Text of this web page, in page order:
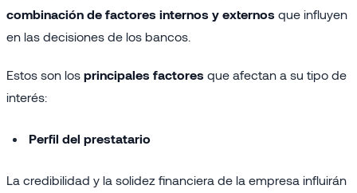
combinación de factores internos y externos que influyen
en las decisiones de los bancos.
Estos son los principales factores que afectan a su tipo de
interés:
Perfil del prestatario
La credibilidad y la solidez financiera de la empresa influirán